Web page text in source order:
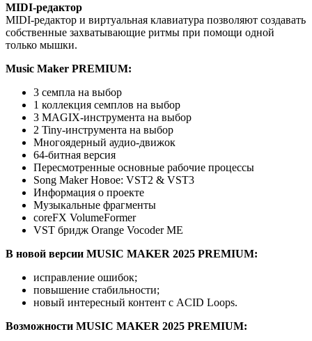
MIDI-редактор
MIDI-редактор и виртуальная клавиатура позволяют создавать
собственные захватывающие ритмы при помощи одной
только мышки.
Music Maker PREMIUM:
3 семпла на выбор
1 коллекция семплов на выбор
3 MAGIX-инструмента на выбор
2 Tiny-инструмента на выбор
Многоядерный аудио-движок
64-битная версия
Пересмотренные основные рабочие процессы
Song Maker Новое: VST2 & VST3
Информация о проекте
Музыкальные фрагменты
coreFX VolumeFormer
VST бридж Orange Vocoder ME
В новой версии MUSIC MAKER 2025 PREMIUM:
исправление ошибок;
повышение стабильности;
новый интересный контент с ACID Loops.
Возможности MUSIC MAKER 2025 PREMIUM: